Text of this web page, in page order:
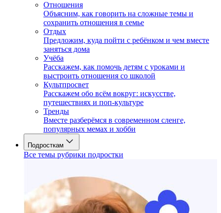
Отношения
Объясним, как говорить на сложные темы и
сохранить отношения в семье
Отдых
Предложим, куда пойти с ребёнком и чем вместе
заняться дома
Учёба
Расскажем, как помочь детям с уроками и
выстроить отношения со школой
Культпросвет
Расскажем обо всём вокруг: искусстве,
путешествиях и поп-культуре
Тренды
Вместе разберёмся в современном сленге,
популярных мемах и хобби
Подросткам
Все темы рубрики подростки